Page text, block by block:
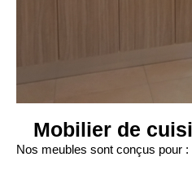
Mobilier de
Nos meubles sont conçus pour :